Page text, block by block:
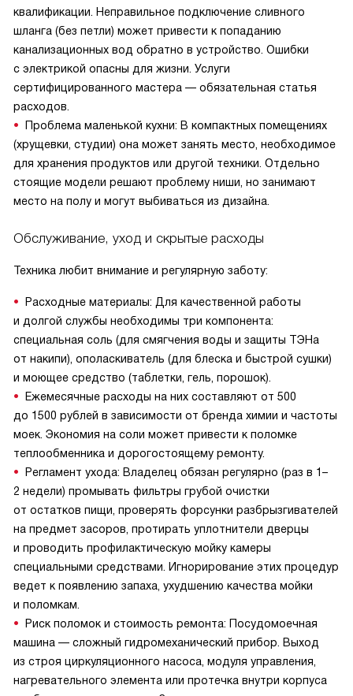
квалификации. Неправильное подключение сливного
шланга (без петли) может привести к попаданию
канализационных вод обратно в устройство. Ошибки
с электрикой опасны для жизни. Услуги
сертифицированного мастера — обязательная статья
расходов.
Проблема маленькой кухни: В компактных помещениях
(хрущевки, студии) она может занять место, необходимое
для хранения продуктов или другой техники. Отдельно
стоящие модели решают проблему ниши, но занимают
место на полу и могут выбиваться из дизайна.
Обслуживание, уход и скрытые расходы
Техника любит внимание и регулярную заботу:
Расходные материалы: Для качественной работы
и долгой службы необходимы три компонента:
специальная соль (для смягчения воды и защиты ТЭНа
от накипи), ополаскиватель (для блеска и быстрой сушки)
и моющее средство (таблетки, гель, порошок).
Ежемесячные расходы на них составляют от 500
до 1500 рублей в зависимости от бренда химии и частоты
моек. Экономия на соли может привести к поломке
теплообменника и дорогостоящему ремонту.
Регламент ухода: Владелец обязан регулярно (раз в 1–
2 недели) промывать фильтры грубой очистки
от остатков пищи, проверять форсунки разбрызгивателей
на предмет засоров, протирать уплотнители дверцы
и проводить профилактическую мойку камеры
специальными средствами. Игнорирование этих процедур
ведет к появлению запаха, ухудшению качества мойки
и поломкам.
Риск поломок и стоимость ремонта: Посудомоечная
машина — сложный гидромеханический прибор. Выход
из строя циркуляционного насоса, модуля управления,
нагревательного элемента или протечка внутри корпуса